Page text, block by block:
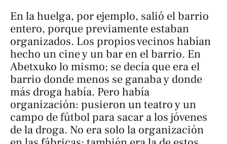
En la huelga, por ejemplo, salió el barrio
entero, porque previamente estaban
organizados. Los propios vecinos habían
hecho un cine y un bar en el barrio. En
Abetxuko lo mismo; se decía que era el
barrio donde menos se ganaba y donde
más droga había. Pero había
organización: pusieron un teatro y un
campo de fútbol para sacar a los jóvenes
de la droga. No era solo la organización